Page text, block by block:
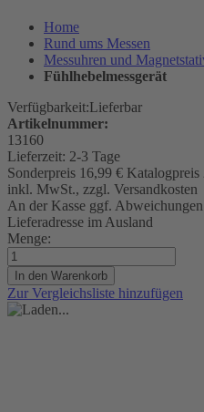
Home
Rund ums Messen
Messuhren und
Fühlhebelmessgerät
Verfügbarkeit:Lieferbar
Artikelnummer:
13160
Lieferzeit: 2-3 Tage
Sonderpreis 16,99 € Katalogpreis
inkl. MwSt., zzgl. Versandkosten
An der Kasse ggf.
Lieferadresse im Ausland
Menge:
In den Warenkorb
Zur Vergleichsliste hinzufügen